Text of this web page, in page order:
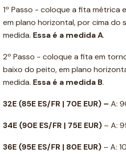
1º Passo - coloque a fita métrica
em plano horizontal, por cima do
medida. Essa é a medida A.
2º Passo - coloque a fita em
baixo do peito, em plano
medida. Essa é a medida B.
32E (85E ES/FR | 70E EUR) – A:
34E (90E ES/FR | 75E EUR) – A:
36E (95E ES/FR | 80E EUR) – A: